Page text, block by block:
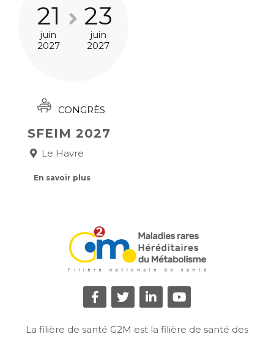
21
juin
2027
23
juin
2027
CONGRÈS
SFEIM 2027
Le Havre
En savoir plus
La filière de santé G2M est la filière de santé des